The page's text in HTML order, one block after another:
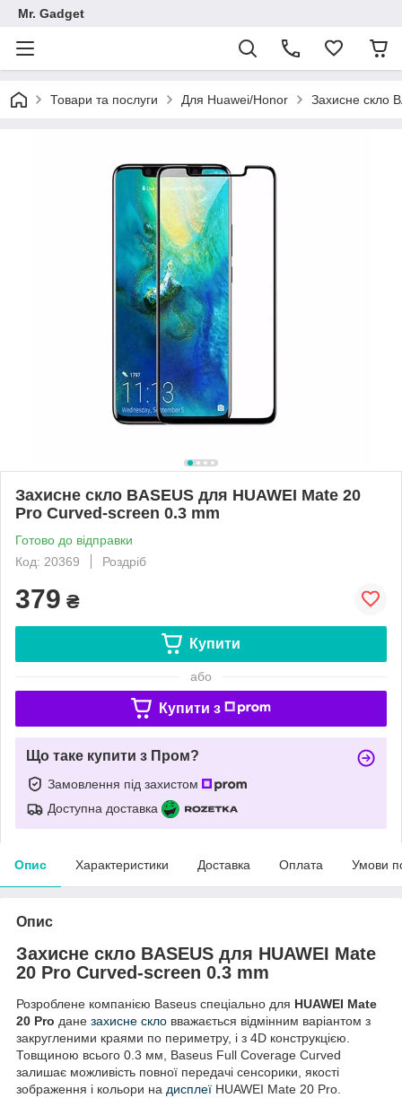
Mr. Gadget
Товари та послуги Для Huawei/Honor Захисне скло
Захисне скло BASEUS для HUAWEI Mate 20
Pro Curved-screen 0.3 mm
Готово до відправки
Код: 20369
Роздріб
379 ₴
Купити
або
Купити з
Що таке купити з Пром?
Замовлення під захистом
Доступна доставка
Опис Характеристики Доставка Оплата Умови
Опис
Захисне скло BASEUS для HUAWEI Mate
20 Pro Curved-screen 0.3 mm
Розроблене компанією Baseus спеціально для HUAWEI Mate
20 Pro дане захисне скло вважається відмінним варіантом з
закругленими краями по периметру, і з 4D конструкцією.
Товщиною всього 0.3 мм, Baseus Full Coverage Curved
залишає можливість повної передачі сенсорики, якості
зображення і кольори на дисплеї HUAWEI Mate 20 Pro.